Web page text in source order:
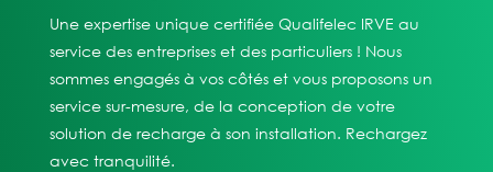
Une expertise unique certifiée Qualifelec IRVE au
service des entreprises et des particuliers ! Nous
sommes engagés à vos côtés et vous proposons un
service sur-mesure, de la conception de votre
solution de recharge à son installation. Rechargez
avec tranquilité.